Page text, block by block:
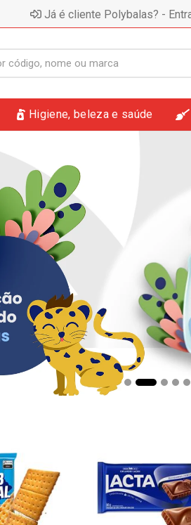
Já é cliente Polybalas? -
Higiene, beleza e saúde